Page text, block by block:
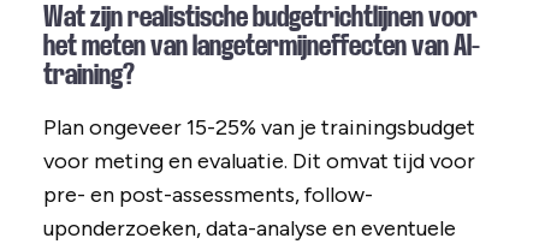
Wat zijn realistische budgetrichtlijnen voor
het meten van langetermijneffecten van AI-
training?
Plan ongeveer 15-25% van je trainingsbudget
voor meting en evaluatie. Dit omvat tijd voor
pre- en post-assessments, follow-
uponderzoeken, data-analyse en eventuele